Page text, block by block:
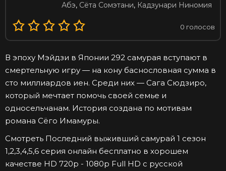
Абэ, Сёта Сомэтани, Кадзунари Ниномия
0 голосов
В эпоху Мэйдзи в Японии 292 самурая вступают в
смертельную игру — на кону баснословная сумма в
сто миллиардов иен. Среди них — Сага Сюдзиро,
который мечтает помочь своей семье и
односельчанам. История создана по мотивам
романа Сёго Имамуры.
Смотреть Последний выживший самурай 1 сезон
1,2,3,4,5,6 серия онлайн бесплатно в хорошем
качестве HD 720p - 1080p Full HD с русской